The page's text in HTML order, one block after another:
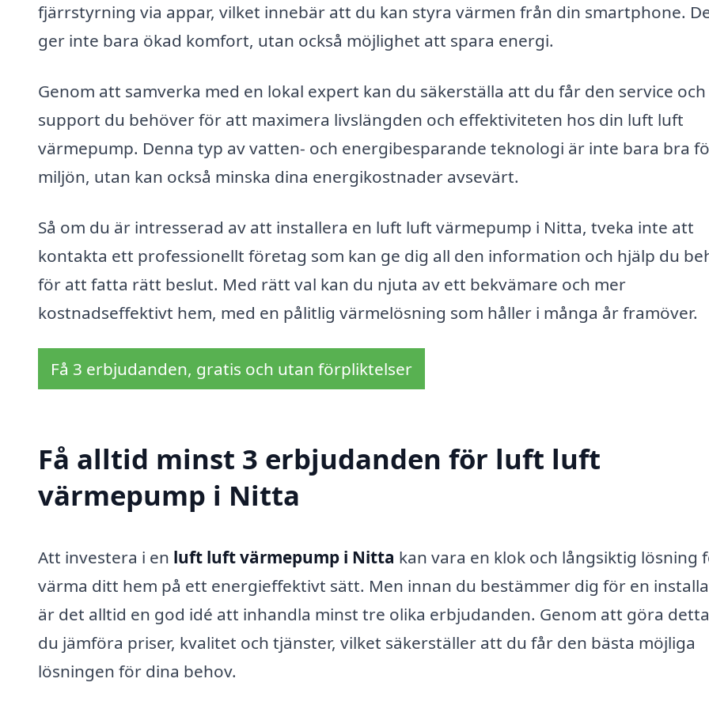
fjärrstyrning via appar, vilket innebär att du kan styra värmen från din smartphone.
ger inte bara ökad komfort, utan också möjlighet att spara energi.
Genom att samverka med en lokal expert kan du säkerställa att du får den service och
support du behöver för att maximera livslängden och effektiviteten hos din luft luft
värmepump. Denna typ av vatten- och energibesparande teknologi är inte bara bra
miljön, utan kan också minska dina energikostnader avsevärt.
Så om du är intresserad av att installera en luft luft värmepump i Nitta, tveka inte att
kontakta ett professionellt företag som kan ge dig all den information och hjälp du
för att fatta rätt beslut. Med rätt val kan du njuta av ett bekvämare och mer
kostnadseffektivt hem, med en pålitlig värmelösning som håller i många år framöver.
Få 3 erbjudanden, gratis och utan förpliktelser
Få alltid minst 3 erbjudanden för luft luft
värmepump i Nitta
Att investera i en luft luft värmepump i Nitta kan vara en klok och långsiktig lösning
värma ditt hem på ett energieffektivt sätt. Men innan du bestämmer dig för en
är det alltid en god idé att inhandla minst tre olika erbjudanden. Genom att göra
du jämföra priser, kvalitet och tjänster, vilket säkerställer att du får den bästa möjliga
lösningen för dina behov.